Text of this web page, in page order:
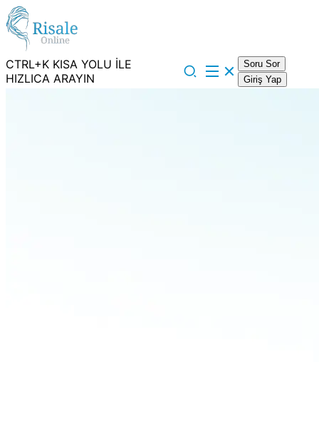
CTRL+K KISA YOLU İLE
HIZLICA ARAYIN
Soru Sor
Giriş Yap